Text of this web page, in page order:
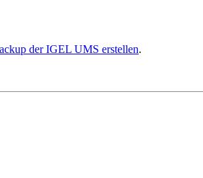
der IGEL UMS erstellen.